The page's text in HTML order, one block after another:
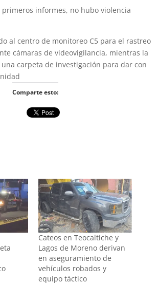
primeros informes, no hubo violencia
al centro de monitoreo C5 para el rastreo
cámaras de videovigilancia, mientras la
carpeta de investigación para dar con
Comparte esto:
Cateos en Teocaltiche y
Lagos de Moreno derivan
en aseguramiento de
vehículos robados y
equipo táctico